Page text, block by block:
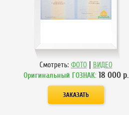
Смотреть: ФОТО | ВИДЕО
Оригинальный ГОЗНАК: 18 000р.